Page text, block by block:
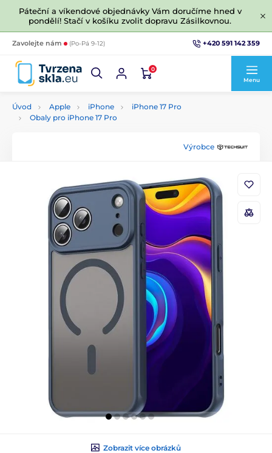
Páteční a víkendové objednávky Vám doručíme hned v
pondělí! Stačí v košíku zvolit dopravu Zásilkovnou.
Zavolejte nám (Po-Pá 9-12) +420 591 142 359
0
Menu
Úvod Apple iPhone
iPhone 17 Pro
Obaly pro iPhone 17 Pro
Výrobce
Zobrazit více obrázků